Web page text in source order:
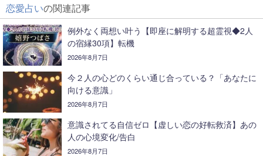
恋愛占いの関連記事
例外なく両想い叶う【即座に解明する超霊視◆2人
の宿縁30項】転機
2026年8月7日
今２人の心どのくらい通じ合っている？「あなたに
向ける意識」
2026年8月7日
意識されてる自信ゼロ【虚しい恋の好転救済】あの
人の心境変化/告白
2026年8月7日